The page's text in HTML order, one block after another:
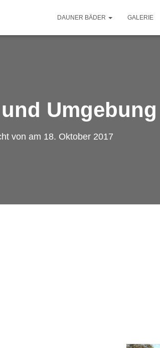
DAUNER BÄDER GALERIE
von am 18. Oktober 2017